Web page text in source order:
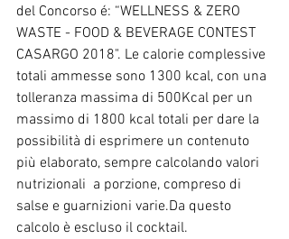
del Concorso é: “WELLNESS & ZERO
WASTE - FOOD & BEVERAGE CONTEST
CASARGO 2018". Le calorie complessive
totali ammesse sono 1300 kcal, con una
tolleranza massima di 500Kcal per un
massimo di 1800 kcal totali per dare la
possibilità di esprimere un contenuto
più elaborato, sempre calcolando valori
nutrizionali  a porzione, compreso di
salse e guarnizioni varie.Da questo
calcolo è escluso il cocktail.